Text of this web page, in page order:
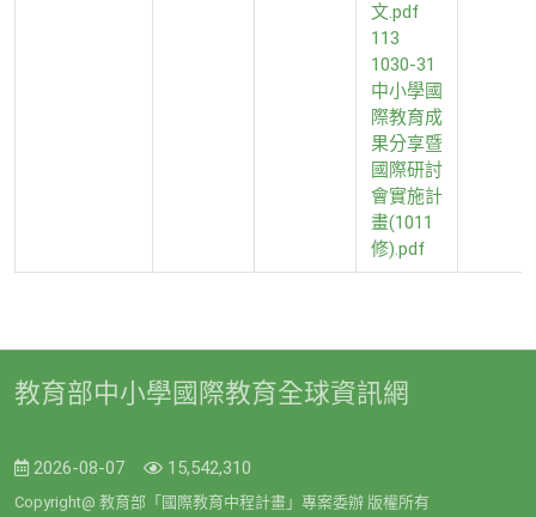
文.pdf
113
1030-31
中小學國
際教育成
果分享暨
國際研討
會實施計
畫(1011
修).pdf
教育部中小學國際教育全球資訊網
2026-08-07 15,542,310
Copyright@ 教育部「國際教育中程計畫」專案委辦 版權所有